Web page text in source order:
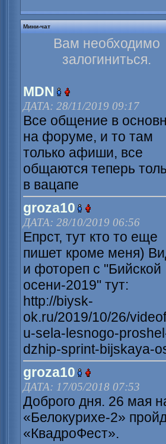
Мини-чат
Вам необходимо
залогиниться.
MDN
ДАТА: 28/11/2019 09:17
Все общение в
на форуме, и то там
только афиши, все
общаются теперь
в вацапе
groza10
ДАТА: 28/10/2019 06:56
Епрст, тут кто то еще
пишет кроме меня)
и фотореп с "Бийской
осени-2019" тут:
http://biysk-
ok.ru/2019/10/26/
u-sela-lesnogo-
dzhip-sprint-bijskaya-
groza10
ДАТА: 17/05/2018 07:53
Доброго дня. 26 мая
«Белокурихе-2»
«КвадроФест».